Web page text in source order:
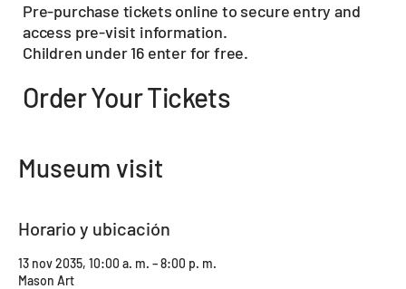
Pre-purchase tickets online to secure entry and
access pre-visit information.
Children under 16 enter for free.
Order Your Tickets
Museum visit
Horario y ubicación
13 nov 2035, 10:00 a. m. – 8:00 p. m.
Mason Art